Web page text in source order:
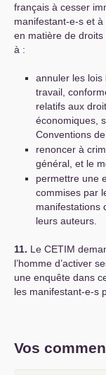
français à cesser
manifestant-e-s et
en matière de
à :
annuler les lois
travail,
relatifs aux
économiques,
Conventions de
renoncer à
général, et le
permettre une
commises par
manifestations
leurs auteurs.
11. Le CETIM
l’homme d’activer
une enquête dans
les manifestant-e-s
Vos